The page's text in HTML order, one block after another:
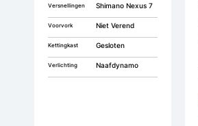
Versnellingen Shimano Nexus 7
Voorvork Niet Verend
Kettingkast Gesloten
Verlichting Naafdynamo